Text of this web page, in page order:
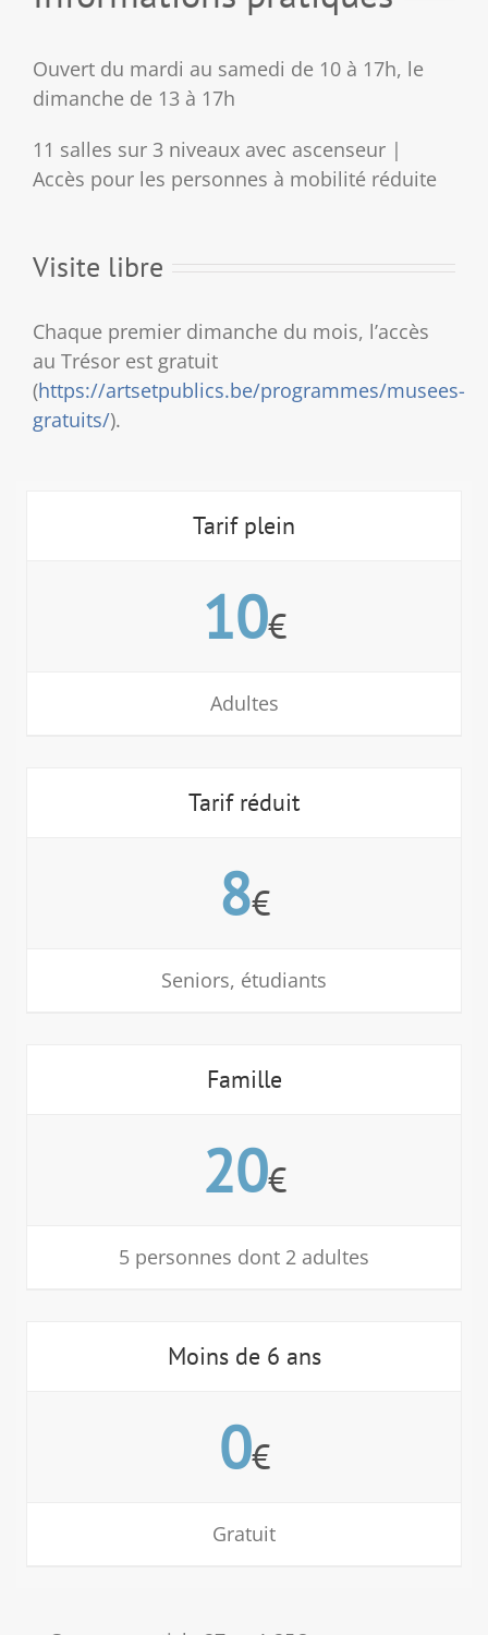
Ouvert du mardi au samedi de 10 à 17h, le
dimanche de 13 à 17h
11 salles sur 3 niveaux avec ascenseur |
Accès pour les personnes à mobilité réduite
Visite libre
Chaque premier dimanche du mois, l’accès
au Trésor est gratuit
(https://artsetpublics.be/programmes/musees-
gratuits/).
Tarif plein
10€
Adultes
Tarif réduit
8€
Seniors, étudiants
Famille
20€
5 personnes dont 2 adultes
Moins de 6 ans
0€
Gratuit